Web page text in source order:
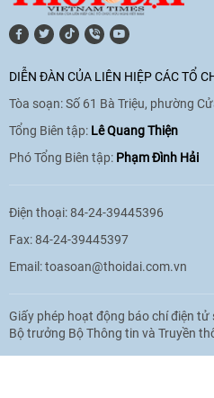
quan hệ
11:01 |09/06/2026
[Video]
Việt Nam
DIỄN ĐÀN CỦA LIÊN HIỆP CÁC TỔ
Tòa soạn: Số 61 Bà Triệu, phường
Tổng Biên tập: Lê Quang Thiện
Phó Tổng Biên tập: Phạm Đình Hải
Điện thoại: 84-24-39445396
Fax: 84-24-39445397
Email:toasoan@thoidai.com.vn
Giấy phép hoạt động báo chí điện
Bộ trưởng Bộ Thông tin và Truyền